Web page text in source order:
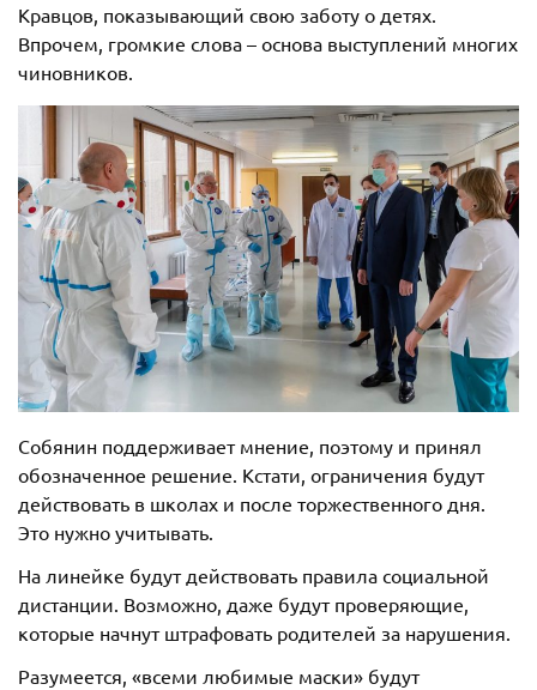
Кравцов, показывающий свою заботу о детях.
Впрочем, громкие слова – основа выступлений многих
чиновников.
Собянин поддерживает мнение, поэтому и принял
обозначенное решение. Кстати, ограничения будут
действовать в школах и после торжественного дня.
Это нужно учитывать.
На линейке будут действовать правила социальной
дистанции. Возможно, даже будут проверяющие,
которые начнут штрафовать родителей за нарушения.
Разумеется, «всеми любимые маски» будут